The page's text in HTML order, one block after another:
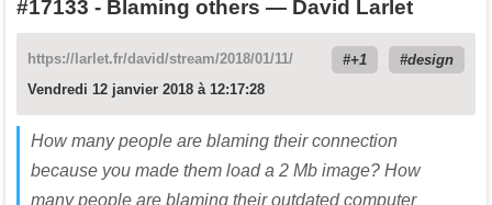
#17133 - Blaming others — David Larlet
https://larlet.fr/david/stream/2018/01/11/ +1
design
Vendredi 12 janvier 2018 à 12:17:28
How many people are blaming their connection
because you made them load a 2 Mb image? How
many people are blaming their outdated computer